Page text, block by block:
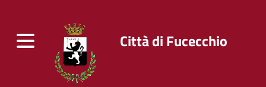
Toggle
navigation
Città di Fucecchio